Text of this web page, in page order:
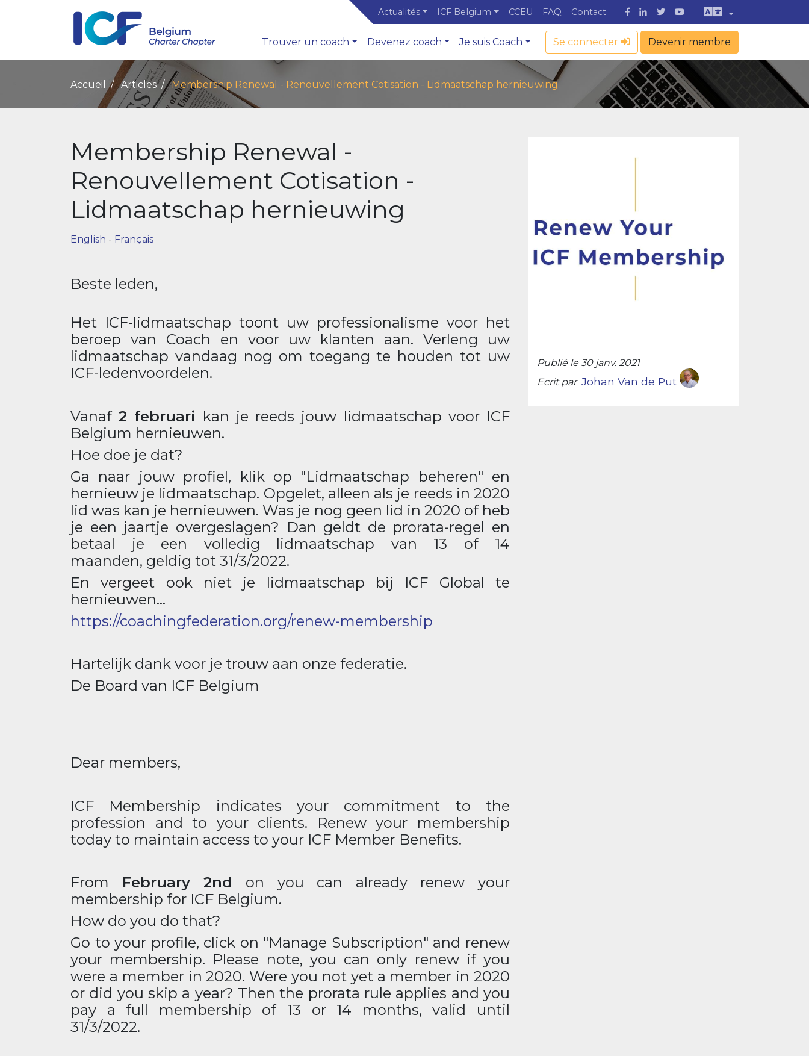
Actualités ICF Belgium CCEU FAQ Contact
Trouver un coach Devenez coach Je suis Coach Se connecter Devenir membre
Accueil Articles Membership Renewal - Renouvellement Cotisation - Lidmaatschap hernieuwing
Membership Renewal -
Renouvellement Cotisation -
Lidmaatschap hernieuwing
English - Français
Beste leden,
Het ICF-lidmaatschap toont uw professionalisme voor het
beroep van Coach en voor uw klanten aan. Verleng uw
lidmaatschap vandaag nog om toegang te houden tot uw
ICF-ledenvoordelen.
Vanaf2 februari kan je reeds jouw lidmaatschap voor ICF
Belgium hernieuwen.
Hoe doe je dat?
Ga naar jouw profiel, klik op "Lidmaatschap beheren" en
hernieuw je lidmaatschap. Opgelet, alleen als je reeds in 2020
lid was kan je hernieuwen. Was je nog geen lid in 2020 of heb
je een jaartje overgeslagen? Dan geldt de prorata-regel en
betaal je een volledig lidmaatschap van 13 of 14
maanden, geldig tot 31/3/2022.
En vergeet ook niet je lidmaatschap bij ICF Global te
hernieuwen...
https://coachingfederation.org/renew-membership
Hartelijk dank voor je trouw aan onze federatie.
De Board van ICF Belgium
Dear members,
ICF Membership indicates your commitment to the
profession and to your clients. Renew your membership
today to maintain access to your ICF Member Benefits.
From February 2nd on you can already renew your
membership for ICF Belgium.
How do you do that?
Go to your profile, click on "Manage Subscription" and renew
your membership. Please note, you can only renew if you
were a member in 2020. Were you not yet a member in 2020
or did you skip a year? Then the prorata rule applies and you
pay a full membership of 13 or 14 months, valid until
31/3/2022.
Publié le 30 janv. 2021
Ecrit par Johan Van de Put